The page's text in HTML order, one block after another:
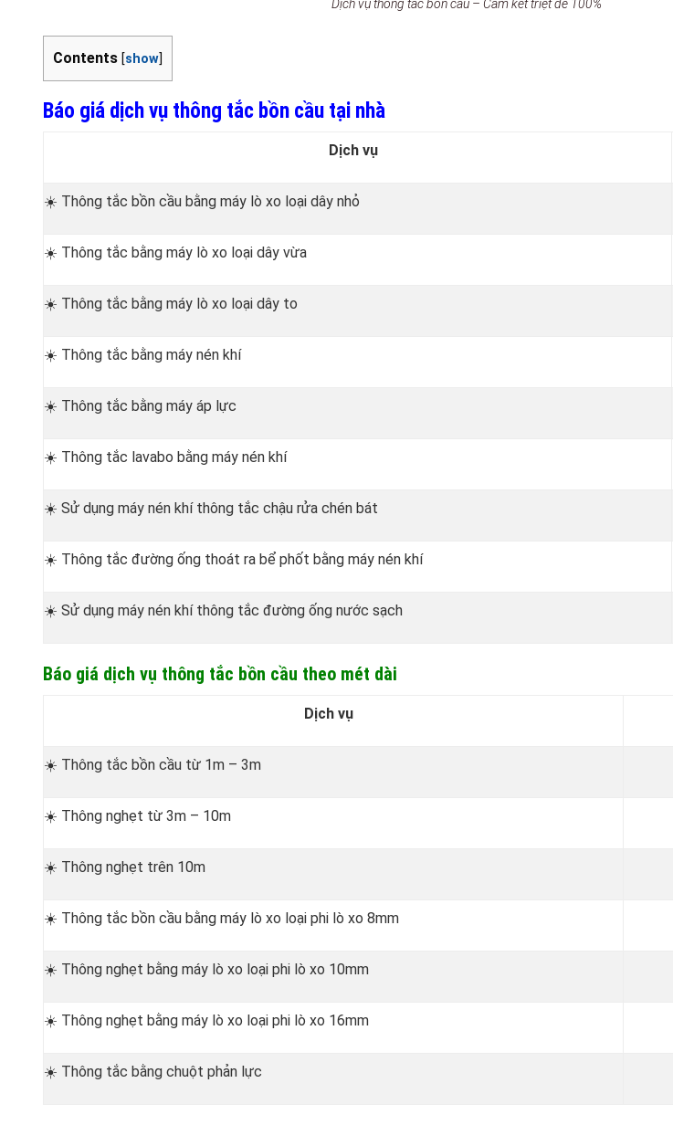
Dịch vụ thông tắc bồn cầu – Cam kết triệt để 100%
Contents [show]
Báo giá dịch vụ thông tắc bồn cầu tại nhà
Dịch vụ
☀️ Thông tắc bồn cầu bằng máy lò xo loại dây nhỏ
☀️ Thông tắc bằng máy lò xo loại dây vừa
☀️ Thông tắc bằng máy lò xo loại dây to
☀️ Thông tắc bằng máy nén khí
☀️ Thông tắc bằng máy áp lực
☀️ Thông tắc lavabo bằng máy nén khí
☀️ Sử dụng máy nén khí thông tắc chậu rửa chén bát
☀️ Thông tắc đường ống thoát ra bể phốt bằng máy nén khí
☀️ Sử dụng máy nén khí thông tắc đường ống nước sạch
Báo giá dịch vụ thông tắc bồn cầu theo mét dài
Dịch vụ
☀️ Thông tắc bồn cầu từ 1m – 3m
☀️ Thông nghẹt từ 3m – 10m
☀️ Thông nghẹt trên 10m
☀️ Thông tắc bồn cầu bằng máy lò xo loại phi lò xo 8mm
☀️ Thông nghẹt bằng máy lò xo loại phi lò xo 10mm
☀️ Thông nghẹt bằng máy lò xo loại phi lò xo 16mm
☀️ Thông tắc bằng chuột phản lực